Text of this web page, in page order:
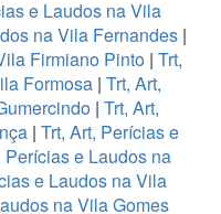
e Laudos na Vila
na Vila Fernandes |
Firmiano Pinto | Trt,
Formosa| Trt, Art,
| Trt, Art,
| Trt, Art, Perícias e
Perícias e Laudos na
e Laudos na Vila
na Vila Gomes